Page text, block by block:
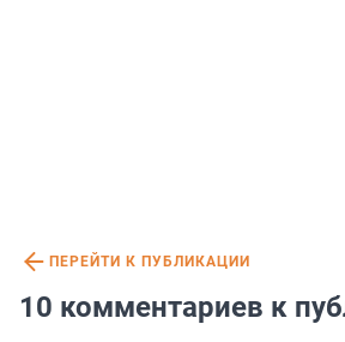
ПЕРЕЙТИ К ПУБЛИКАЦИИ
10 комментариев к